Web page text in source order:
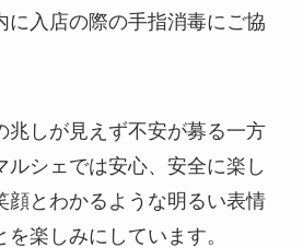
に入店の際の手指消毒にご協
兆しが見えず不安が募る一方
ルシェでは安心、安全に楽し
顔とわかるような明るい表情
楽しみにしています。